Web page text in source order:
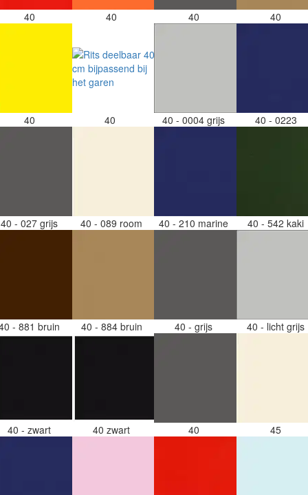
40 40 40 40
40 40 40 - 0004 grijs 40 - 0223
40 - 027 grijs 40 - 089 room 40 - 210 marine 40 - 542 kaki
- 881 bruin 40 - 884 bruin 40 - grijs 40 - licht grijs
40 - zwart 40 zwart 40 45